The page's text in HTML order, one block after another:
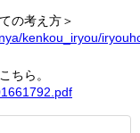
の考え方＞
kenkou_iryou/
ちら。